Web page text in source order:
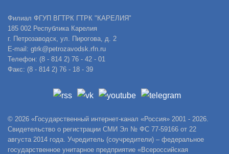
Филиал ФГУП ВГТРК ГТРК "КАРЕЛИЯ"
185 002 Республика Карелия
г. Петрозаводск, ул. Пирогова, д. 2
E-mail: gtrk@petrozavodsk.rfn.ru
Телефон: (8 - 814 2) 76 - 42 - 01
Факс: (8 - 814 2) 76 - 18 - 39
© 2026 «Государственный интернет-канал «Россия» 2001 - 2026.
Свидетельство о регистрации СМИ Эл № ФС 77-59166 от 22
августа 2014 года. Учредитель (соучредители) – федеральное
государственное унитарное предприятие «Всероссийская